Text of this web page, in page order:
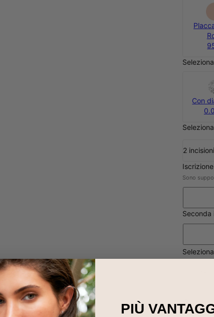
Con
2 incisioni
Iscrizione
Sono
Seconda
Seleziona
45
PIÙ